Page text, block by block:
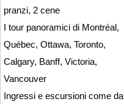
pranzi, 2 cene
I tour panoramici di Montréal,
Québec, Ottawa, Toronto,
Calgary, Banff, Victoria,
Vancouver
Ingressi e escursioni come da